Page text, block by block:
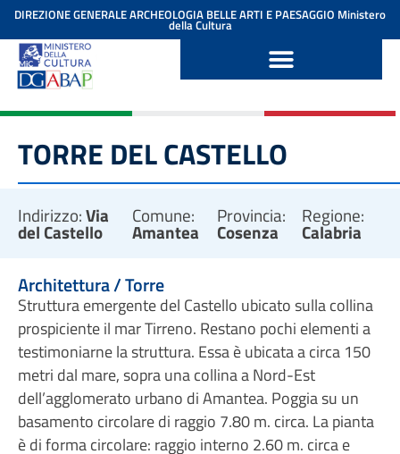
contenuto
DIREZIONE GENERALE ARCHEOLOGIA BELLE ARTI E PAESAGGIO Ministero
della Cultura
TORRE DEL CASTELLO
Indirizzo:Via
del Castello
Comune:
Amantea
Provincia:
Cosenza
Regione:
Calabria
Architettura / Torre
Struttura emergente del Castello ubicato sulla collina
prospiciente il mar Tirreno. Restano pochi elementi a
testimoniarne la struttura. Essa è ubicata a circa 150
metri dal mare, sopra una collina a Nord-Est
dell’agglomerato urbano di Amantea. Poggia su un
basamento circolare di raggio 7.80 m. circa. La pianta
è di forma circolare: raggio interno 2.60 m. circa e